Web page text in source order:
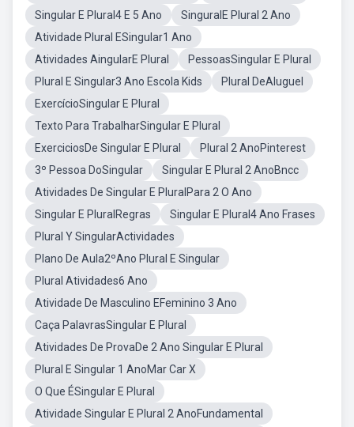
Singular E Plural4 E 5 Ano
SinguralE Plural 2 Ano
Atividade Plural ESingular1 Ano
Atividades AingularE Plural
PessoasSingular E Plural
Plural E Singular3 Ano Escola Kids
Plural DeAluguel
ExercícioSingular E Plural
Texto Para TrabalharSingular E Plural
ExerciciosDe Singular E Plural
Plural 2 AnoPinterest
3º Pessoa DoSingular
Singular E Plural 2 AnoBncc
Atividades De Singular E PluralPara 2 O Ano
Singular E PluralRegras
Singular E Plural4 Ano Frases
Plural Y SingularActividades
Plano De Aula2ºAno Plural E Singular
Plural Atividades6 Ano
Atividade De Masculino EFeminino 3 Ano
Caça PalavrasSingular E Plural
Atividades De ProvaDe 2 Ano Singular E Plural
Plural E Singular 1 AnoMar Car X
O Que ÉSingular E Plural
Atividade Singular E Plural 2 AnoFundamental